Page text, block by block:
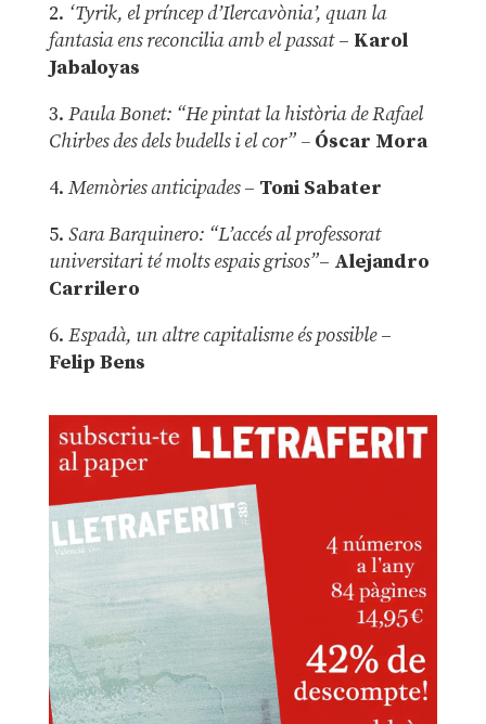
2. ‘Tyrik, el príncep d’Ilercavònia’, quan la
fantasia ens reconcilia amb el passat– Karol
Jabaloyas
3. Paula Bonet: “He pintat la història de Rafael
Chirbes des dels budells i el cor” –Óscar Mora
4. Memòries anticipades– Toni Sabater
5. Sara Barquinero: “L’accés al professorat
universitari té molts espais grisos”– Alejandro
Carrilero
6. Espadà, un altre capitalisme és possible –
Felip Bens